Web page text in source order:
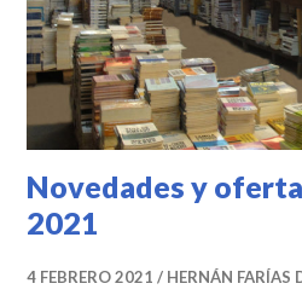
Novedades y
2021
4 FEBRERO 2021 HERNÁN FARÍAS